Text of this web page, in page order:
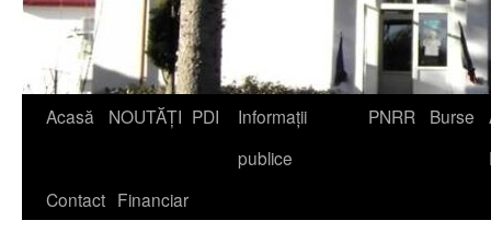
Acasă NOUTĂȚI PDI
Informații
publice
PNRR Burse
Contact Financiar